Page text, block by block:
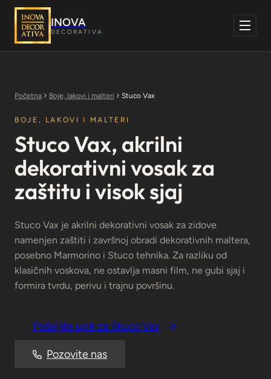
Skoči
sadržaj
INOVA
DECORATIVA
Početna Boje, lakovi i malteri Stuco Vax
BOJE, LAKOVI I MALTERI
Stuco Vax, akrilni
dekorativni vosak za
zaštitu i visok sjaj
Stuco Vax je akrilni dekorativni vosak za zidove
namenjen zaštiti i završnoj obradi dekorativnih maltera,
posebno Marmorino i Stuco tehnika. Za razliku od
klasičnih voskova, ne ostavlja masni film, ne gubi sjaj i
formira tvrdu, perivu i trajnu površinu.
Pošaljite upit za Stuco Vax
Pozovite nas